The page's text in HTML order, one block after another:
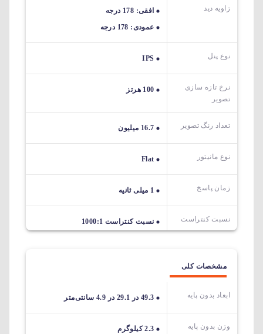
زاویه دید
افقی: 178 درجه
عمودی: 178 درجه
نوع پنل IPS
نرخ تازه سازی
تصویر
100 هرتز
تعداد رنگ تصویر 16.7 میلیون
نوع مانیتور Flat
زمان پاسخ 1 میلی ثانیه
نسبت کنتراست نسبت کنتراست 1000:1
مشخصات کلی
ابعاد بدون پایه 49.3 در 29.1 در 4.9 سانتی‌متر
وزن بدون پایه 2.3 کیلوگرم